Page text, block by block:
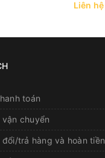
Liên hệ
toán
vận chuyển
đổi/trả hàng và hoàn tiền